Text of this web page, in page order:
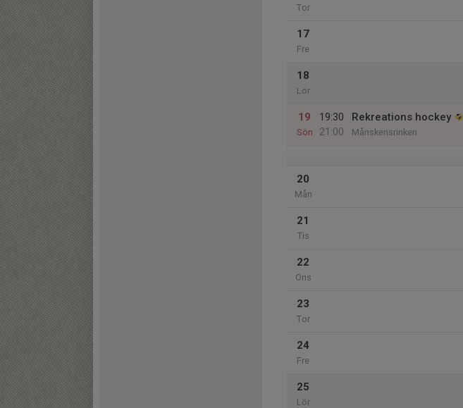
Tor
17
Fre
18
Lör
19
Sön
19:30
21:00
Rekreations hockey
Månskensrinken
20
Mån
21
Tis
22
Ons
23
Tor
24
Fre
25
Lör